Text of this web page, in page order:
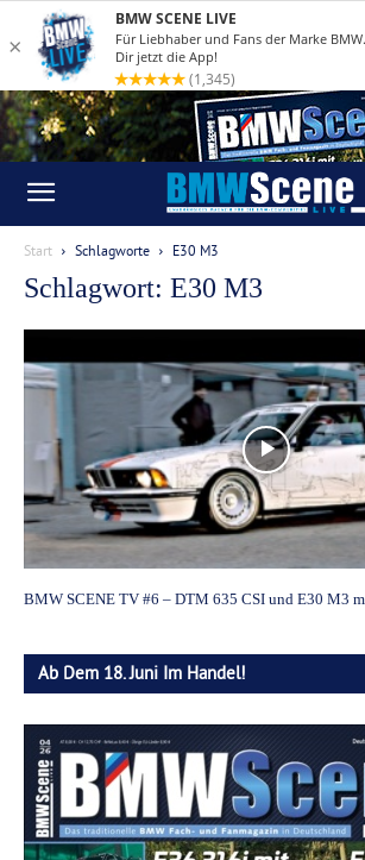
Start Schlagworte E30 M3
Schlagwort: E30 M3
BMW SCENE TV #6 – DTM 635 CSI und E30 M3
Ab Dem 18. Juni Im Handel!